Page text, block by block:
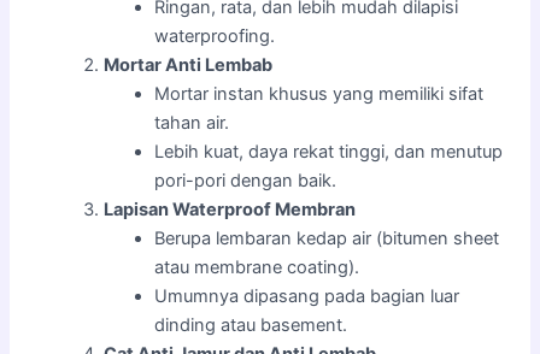
Ringan, rata, dan lebih mudah dilapisi
waterproofing.
Mortar Anti Lembab
Mortar instan khusus yang memiliki sifat
tahan air.
Lebih kuat, daya rekat tinggi, dan menutup
pori-pori dengan baik.
Lapisan Waterproof Membran
Berupa lembaran kedap air (bitumen sheet
atau membrane coating).
Umumnya dipasang pada bagian luar
dinding atau basement.